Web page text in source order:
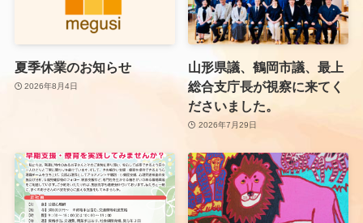
夏季休業のお知らせ
2026年8月4日
山形県議、鶴岡市議、最上
総合支庁長が視察に来てく
ださいました。
2026年7月29日